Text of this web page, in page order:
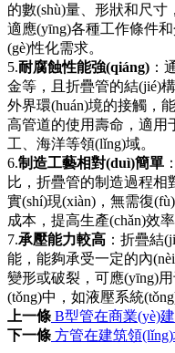
的數(shù)量、形狀和尺
適應(yīng)各種工作條件
(gè)性化需求。
5.耐腐蝕性能強(qiáng) ：
金等，且折疊管的結(jié)構
外界環(huán)境的接觸
高管道的使用壽命，適
工、海洋等領(lǐng)域。
6.制造工藝相對(duì)簡單
比，折疊管的制造過程相
實(shí)現(xiàn)，無需復
成本，提高生產(chǎn)效率
7.承壓能力較高 ：折疊結
能，能夠承受一定的
變形或破裂，可應
(tǒng)中，如液壓系統
上一條 B型管在商業(yè)
下一條 方管在建筑領